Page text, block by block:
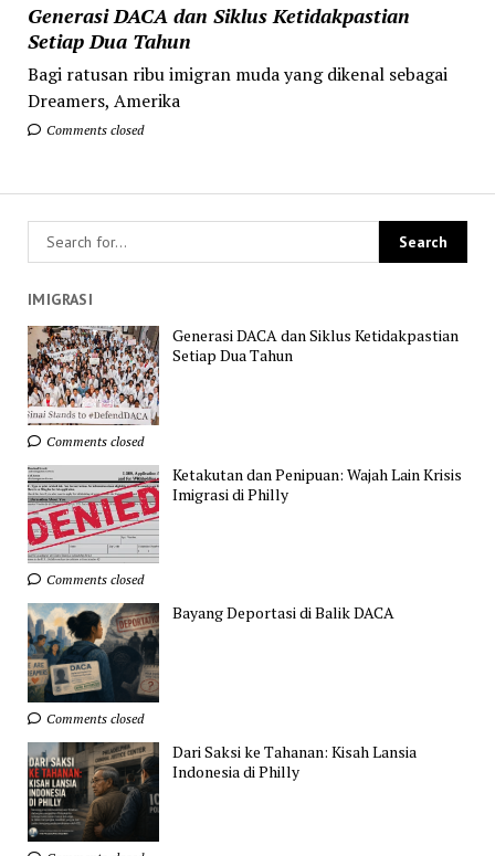
Generasi DACA dan Siklus Ketidakpastian
Setiap Dua Tahun
Bagi ratusan ribu imigran muda yang dikenal sebagai
Dreamers, Amerika
Comments closed
IMIGRASI
Generasi DACA dan Siklus Ketidakpastian
Setiap Dua Tahun
Comments closed
Ketakutan dan Penipuan: Wajah Lain Krisis
Imigrasi di Philly
Comments closed
Bayang Deportasi di Balik DACA
Comments closed
Dari Saksi ke Tahanan: Kisah Lansia
Indonesia di Philly